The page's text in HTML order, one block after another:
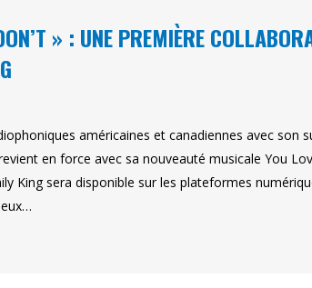
» : UNE PREMIÈRE
américaines et canadiennes avec son
en force avec sa nouveauté musicale You
King sera disponible sur les plateformes